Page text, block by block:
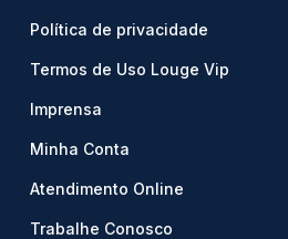
Política de privacidade
Termos de Uso Louge Vip
Imprensa
Minha Conta
Atendimento Online
Trabalhe Conosco